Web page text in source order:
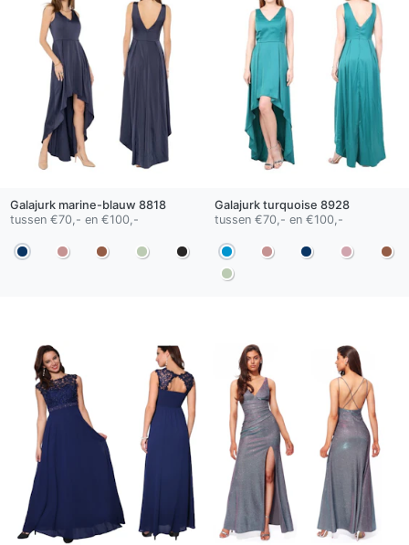
Galajurk marine-blauw 8818
tussen €70,- en €100,-
Galajurk turquoise 8928
tussen €70,- en €100,-